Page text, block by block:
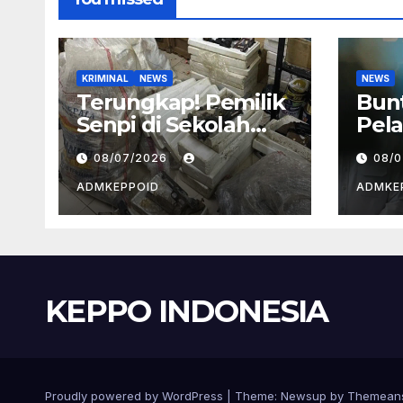
KRIMINAL NEWS
Terungkap! Pemilik
Senpi di Sekolah
Swasta Jaksel
Ternyata Direktur
Perusahaan Airsoft
Gun Impor
08/07/2026
ADMKEPPOID
NEWS
dan
08/
KEPPO INDONESIA
Proudly powered by WordPress Theme: Newsup by